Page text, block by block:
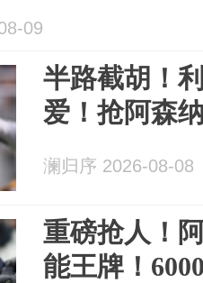
09
半路截胡！
爱！抢阿森
澜归序 2026-08-08
重磅抢人！
能王牌！